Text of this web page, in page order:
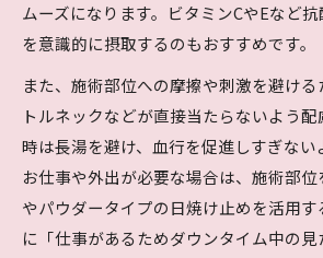
シミ取り回復中に意識すべき
5日後や1週間後のシミ取り経過とは
シミ取り5日後の肌変化とダ
シミ取り1週間後の経過と理
シミ取りレーザー経過画像で
シミ取り後のかさぶたや赤み
ムーズになります。ビタミンCやEなど
を意識的に摂取するのもおすすめです。
また、施術部位への摩擦や刺激を避け
トルネックなどが直接当たらないよう
時は長湯を避け、血行を促進しすぎない
お仕事や外出が必要な場合は、施術部
やパウダータイプの日焼け止めを活用
に「仕事があるためダウンタイム中の